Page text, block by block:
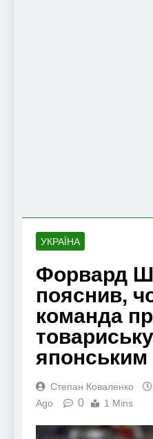
УКРАЇНА
Форвард
пояснив,
команда
Степан Коваленко
Ago
0 1 Mins